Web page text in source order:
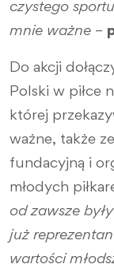
czystego
mnie ważne –
Do akcji
Polski w piłce
której
ważne, także
fundacyjną i
młodych
od zawsze
już
wartości